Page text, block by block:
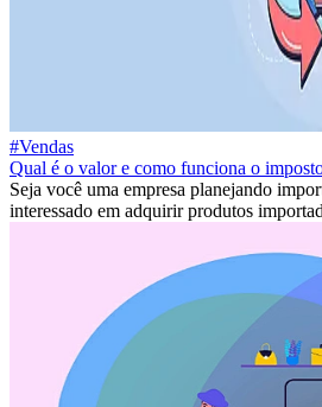
#Vendas
Qual é o valor e como funciona o
Seja você uma empresa planejando
interessado em adquirir produtos